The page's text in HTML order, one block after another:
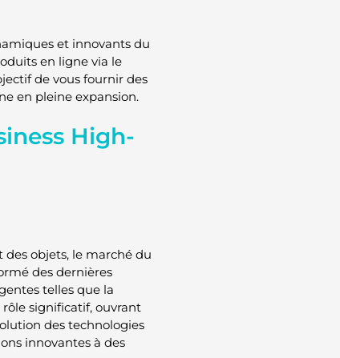
et innovants du
en ligne via le
de vous fournir des
en pleine expansion.
High-
des objets, le marché du
des dernières
telles que la
significatif, ouvrant
des technologies
innovantes à des